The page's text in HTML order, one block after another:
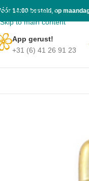
Skip to navigation
Skip to main content
14:00 besteld, op
App gerust!
+31 (6) 41 26 91 23